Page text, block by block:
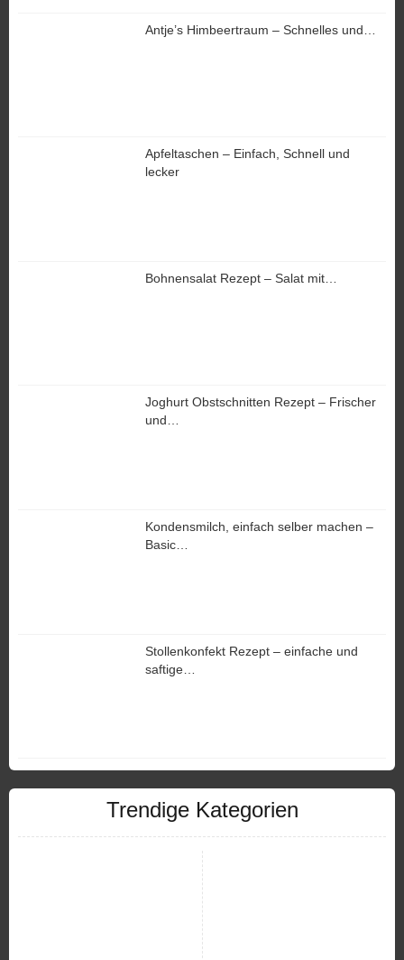
Antje’s Himbeertraum – Schnelles und…
Apfeltaschen – Einfach, Schnell und
lecker
Bohnensalat Rezept – Salat mit…
Joghurt Obstschnitten Rezept – Frischer
und…
Kondensmilch, einfach selber machen –
Basic…
Stollenkonfekt Rezept – einfache und
saftige…
Trendige Kategorien